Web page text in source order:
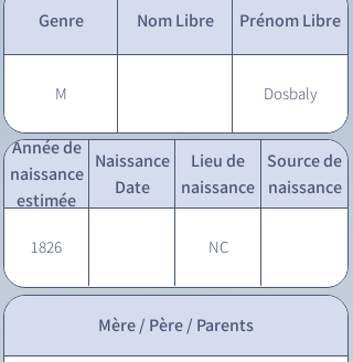
Genre Nom Libre Prénom Libre
M Dosbaly
Année de
naissance
estimée
Naissance
Date
Lieu de
naissance
Source de
naissance
1826 NC
Mère / Père / Parents